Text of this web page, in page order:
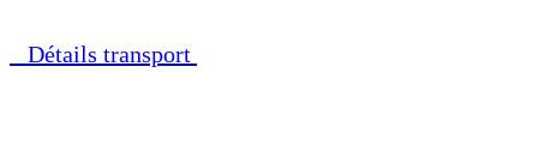
Détails transport